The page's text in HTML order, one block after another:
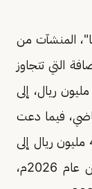
المنشآت من
التي تتجاوز
توريداتها السنوية من السلع والخدمات 40 مليون ريال، إلى
فيما دعت
المنشآت التي لا تتجاوز توريداتها السنوية 40 مليون ريال إلى
تقديم إقراراتها الضريبية عن الربع الأول من عام 2026م،